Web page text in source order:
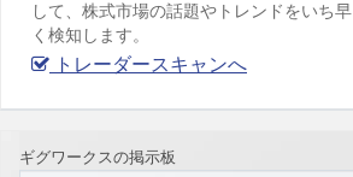
して、株式市場の話題やトレンドをいち早
く検知します。
トレーダースキャンへ
ギグワークスの掲示板